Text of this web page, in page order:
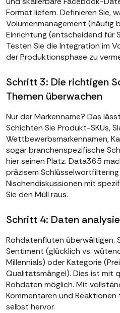
Format liefern. Definieren Sie,
Volumenmanagement (häufig
Einrichtung (entscheidend für
Testen Sie die Integration im
der Produktionsphase zu
Schritt 3: Die richtigen
Themen überwachen
Nur der Markenname? Das
Schichten Sie Produkt-SKUs,
Wettbewerbsmarkennamen,
sogar branchenspezifische
hier seinen Platz. Data365
präzisem
Nischendiskussionen mit
Sie den Müll raus.
Schritt 4: Daten
Rohdatenfluten überwältigen.
Sentiment (glücklich vs.
Millennials) oder Kategorie
Qualitätsmängel). Dies ist mit
Rohdaten möglich. Mit
Kommentaren und
selbst hervor.